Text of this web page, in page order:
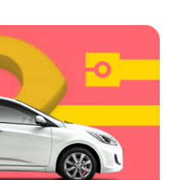
бизнеса по
Теперь
могут
онлайн и по низкой
государства.